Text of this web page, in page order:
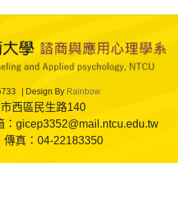
Design By Rainbow
西區民生路140
真：04-22183350